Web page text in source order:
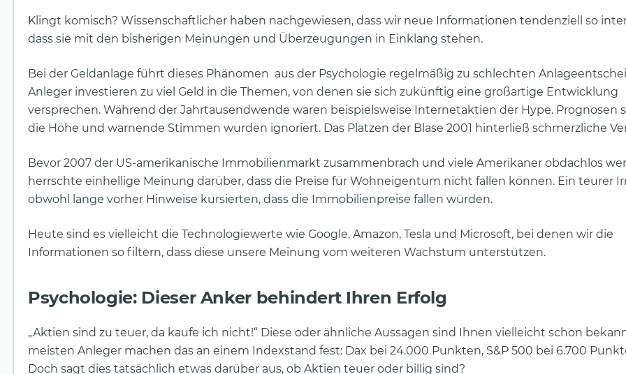
Klingt komisch? Wissenschaftlicher haben nachgewiesen, dass wir neue Informationen tendenziell so
dass sie mit den bisherigen Meinungen und Überzeugungen in Einklang stehen.
Bei der Geldanlage führt dieses Phänomen aus der Psychologie regelmäßig zu schlechten
Anleger investieren zu viel Geld in die Themen, von denen sie sich zukünftig eine großartige Entwicklung
versprechen. Während der Jahrtausendwende waren beispielsweise Internetaktien der Hype. Prognosen
die Höhe und warnende Stimmen wurden ignoriert. Das Platzen der Blase 2001 hinterließ schmerzliche
Bevor 2007 der US-amerikanische Immobilienmarkt zusammenbrach und viele Amerikaner obdachlos
herrschte einhellige Meinung darüber, dass die Preise für Wohneigentum nicht fallen können. Ein teurer
obwohl lange vorher Hinweise kursierten, dass die Immobilienpreise fallen würden.
Heute sind es vielleicht die Technologiewerte wie Google, Amazon, Tesla und Microsoft, bei denen wir die
Informationen so filtern, dass diese unsere Meinung vom weiteren Wachstum unterstützen.
Psychologie: Dieser Anker behindert Ihren Erfolg
„Aktien sind zu teuer, da kaufe ich nicht!“ Diese oder ähnliche Aussagen sind Ihnen vielleicht schon
meisten Anleger machen das an einem Indexstand fest: Dax bei 24.000 Punkten, S&P 500 bei 6.700
Doch sagt dies tatsächlich etwas darüber aus, ob Aktien teuer oder billig sind?